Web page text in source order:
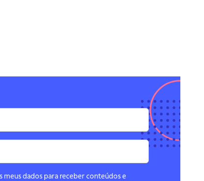
meus dados para receber conteúdos e